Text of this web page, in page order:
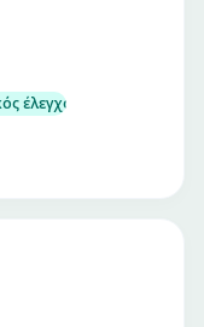
έλεγχος ενηλίκων και